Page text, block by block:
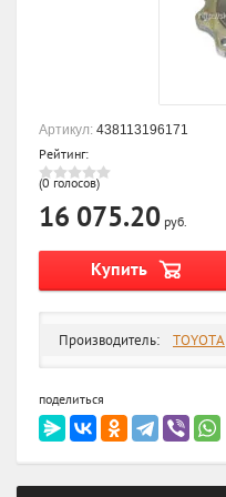
Артикул: 438113196171
Рейтинг:
(0 голосов)
16 075.20 руб.
Купить
Производитель: TOYOTA
поделиться